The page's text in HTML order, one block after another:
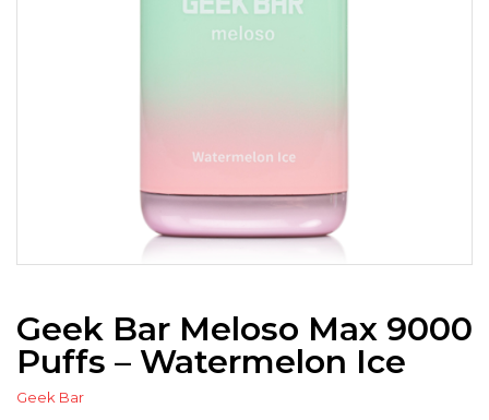
Geek Bar Meloso Max 9000
Puffs – Watermelon Ice
Geek Bar